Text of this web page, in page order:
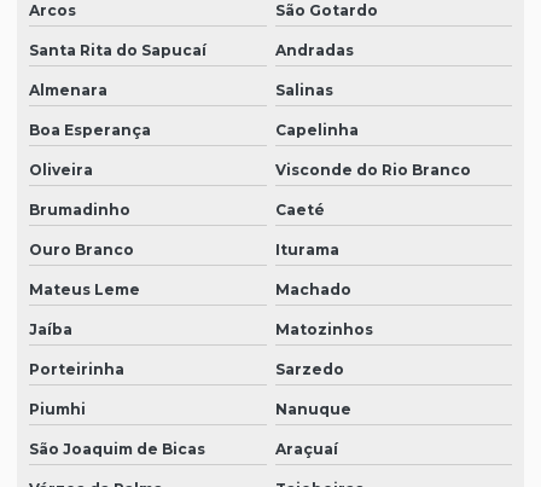
Arcos São Gotardo
Santa Rita do Sapucaí Andradas
Almenara Salinas
Boa Esperança Capelinha
Oliveira Visconde do Rio Branco
Brumadinho Caeté
Ouro Branco Iturama
Mateus Leme Machado
Jaíba Matozinhos
Porteirinha Sarzedo
Piumhi Nanuque
São Joaquim de Bicas Araçuaí